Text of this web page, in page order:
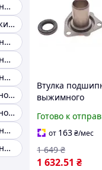
Выжимной подшипник Volkswagen T4
Направляющая выжимного подшипника
Выжимной подшипник golf 2
Выжимной подшипник sprinter
Выжимной подшипник пассат
Подшипник выжимной volkswagen golf
Подшипник выжимной kadett
Выжимной подшипник vw t5
Выжимной подшипник passat b6
Втулка
выжимного
A6/ VW Passat
(лейка) 45719 ,
Bilstein
Готово к
от 163₴/мес
1 632.51 ₴
1 649 ₴